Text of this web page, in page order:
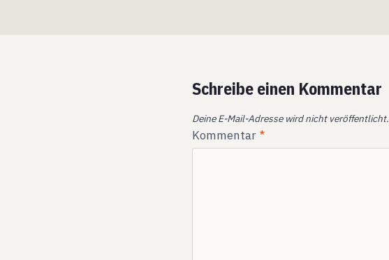
Schreibe einen Kommentar
Deine E-Mail-Adresse wird nicht veröffentlicht.
Kommentar *